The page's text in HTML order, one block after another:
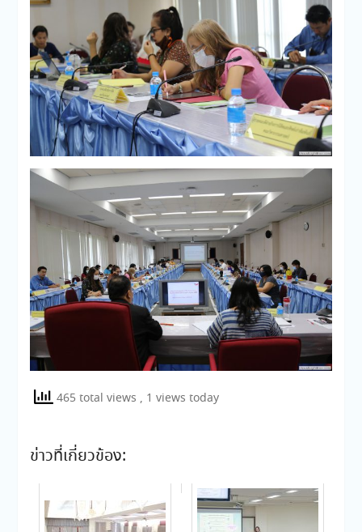
465 total views , 1 views today
ข่าวที่เกี่ยวข้อง: